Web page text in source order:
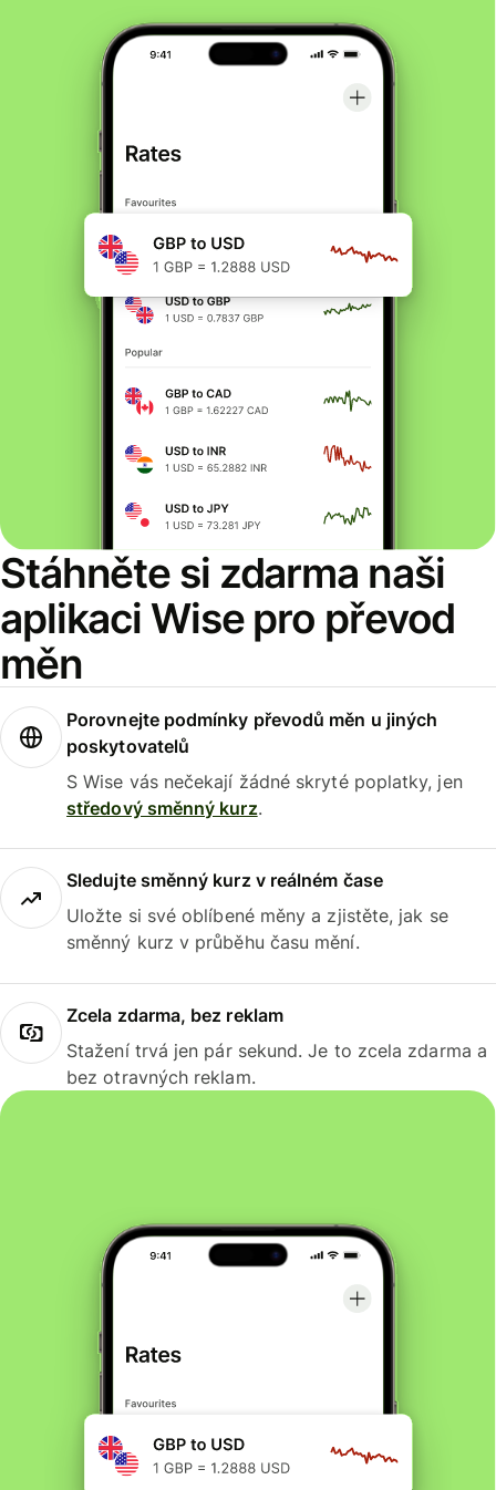
Stáhněte si zdarma naši
aplikaci Wise pro převod
měn
Porovnejte podmínky převodů měn u jiných
poskytovatelů
S Wise vás nečekají žádné skryté poplatky, jen
středový směnný kurz.
Sledujte směnný kurz v reálném čase
Uložte si své oblíbené měny a zjistěte, jak se
směnný kurz v průběhu času mění.
Zcela zdarma, bez reklam
Stažení trvá jen pár sekund. Je to zcela zdarma a
bez otravných reklam.